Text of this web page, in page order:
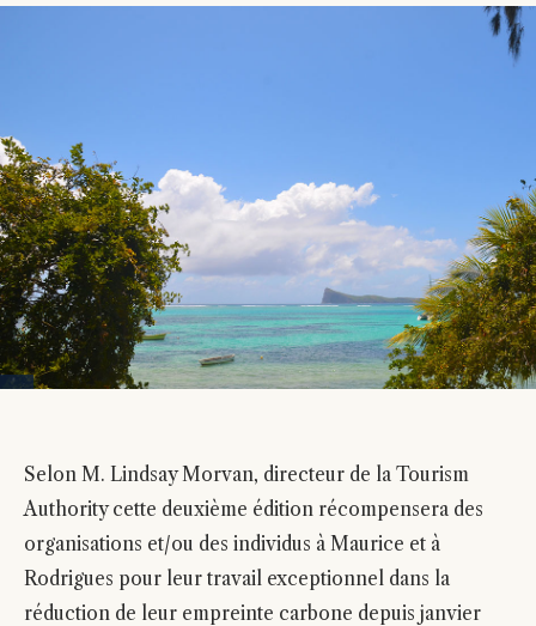
Selon M. Lindsay Morvan, directeur de la Tourism
Authority cette deuxième édition récompensera des
organisations et/ou des individus à Maurice et à
Rodrigues pour leur travail exceptionnel dans la
réduction de leur empreinte carbone depuis janvier